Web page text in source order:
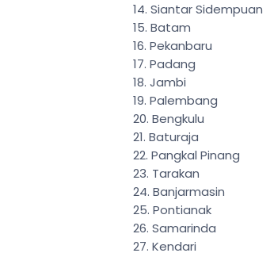
Siantar Sidempuan
Batam
Pekanbaru
Padang
Jambi
Palembang
Bengkulu
Baturaja
Pangkal Pinang
Tarakan
Banjarmasin
Pontianak
Samarinda
Kendari